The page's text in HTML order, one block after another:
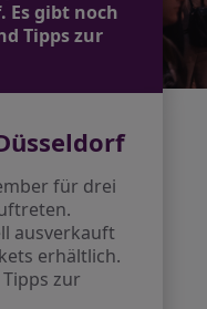
Es gibt noch
Tipps zur
für drei
ausverkauft
erhältlich.
zur